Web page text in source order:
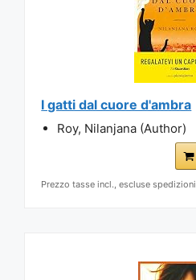
I gatti dal cuore d'ambra
Roy, Nilanjana (Author)
Prezzo tasse incl., escluse spedizioni